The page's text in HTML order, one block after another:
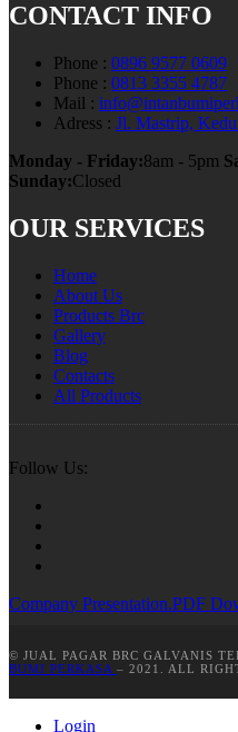
CONTACT INFO
Phone : 0896 9577 0609
Phone : 0813 3355 4787
Mail :
Adress : Jl. Mastrip,
Monday - Friday:8am - 5pm
Sunday:Closed
OUR SERVICES
Home
About Us
Products Brc
Gallery
Blog
Contacts
All Products
Follow Us:
Company Presentation.PDF
© JUAL PAGAR BRC GALVANIS
BUMI PERKASA – 2021. ALL
Login